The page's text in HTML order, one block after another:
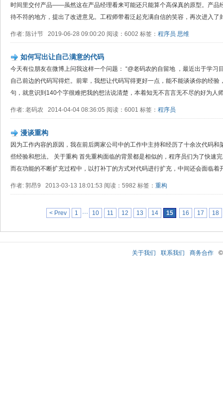
时间里交付产品——虽然这在产品经理看来可能还只能算个高保真的原型。产品
待不符的地方，提出了改进意见。工程师带着泛起充满自信的笑容，再次进入了
作者: 陈计节 2019-06-28 09:00:20 阅读：6002 标签： 程序员 思维
如何写出让自己满意的代码
今天有位朋友在微博上问我这样一个问题： “@老码农的自留地 ，最近出于学习
自己前边的代码写得烂。前辈，我想让代码写得更好一点，能不能谈谈你的经验
句，就意识到140个字很难把我的想法说清楚，本着知无不言言无不尽的好为人
作者: 老码农 2014-04-04 08:36:05 阅读：6001 标签： 程序员
漫谈重构
因为工作内容的原因，我在前后两家公司中的工作中主持和经历了十余次代码
些经验和想法。 关于重构 首先重构面临的背景都是相似的，程序员们为了快速
而在功能的不断扩充过程中，以打补丁的方式对代码进行扩充，中间还会面临着
作者: 郭昂9 2013-03-13 18:01:53 阅读：5982 标签： 重构
< Prev 1 ··· 10 11 12 13 14 15 16 17 18
关于我们 联系我们 商务合作